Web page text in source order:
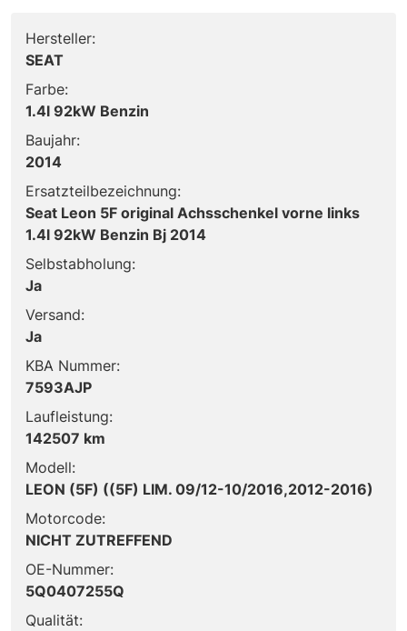
Hersteller:
SEAT
Farbe:
1.4l 92kW Benzin
Baujahr:
2014
Ersatzteilbezeichnung:
Seat Leon 5F original Achsschenkel vorne links
1.4l 92kW Benzin Bj 2014
Selbstabholung:
Ja
Versand:
Ja
KBA Nummer:
7593AJP
Laufleistung:
142507 km
Modell:
LEON (5F) ((5F) LIM. 09/12-10/2016,2012-2016)
Motorcode:
NICHT ZUTREFFEND
OE-Nummer:
5Q0407255Q
Qualität: